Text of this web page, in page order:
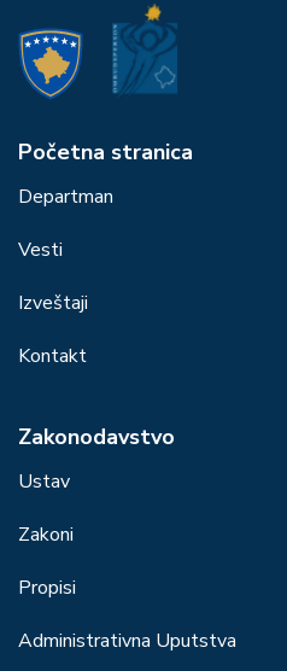
Početna stranica
Departman
Vesti
Izveštaji
Kontakt
Zakonodavstvo
Ustav
Zakoni
Propisi
Administrativna Uputstva